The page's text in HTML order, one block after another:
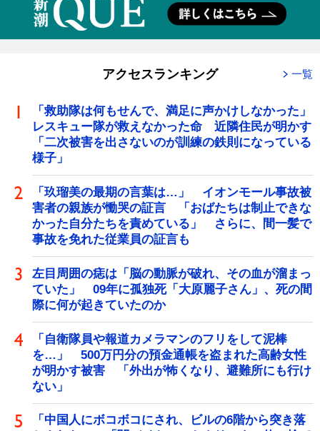
アクセスランキング 一覧
「救助隊は何もせんで、満足に声かけしなかった」
レスキュー隊が救えなかった命 近隣住民が明かす
「二次被害を出さないのが訓練の鉄則になっている
様子」
「玖瑠美の最期の言葉は…」 イオンモール事故被
害者の親族が慟哭の証言 「おばたちは制止できな
かった自分たちを責めている」 さらに、間一髪で
事故を免れた従業員の証言も
左目周囲の痣は「脳の動脈が破れ、その血が溜まっ
ていた」 09年に孤独死「大原麗子さん」、死の間
際に何が起きていたのか
「自衛隊員や報道カメラマンのフリをして泥棒
を…」 500万円分の預金通帳を盗まれた高齢女性
が明かす被害 「外出が怖くなり、避難所にも行け
ない」
「中国人にボコボコにされ、ビルの6階から突き落